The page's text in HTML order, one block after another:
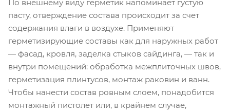
По внешнему виду герметик напоминает густую
пасту, отверждение состава происходит за счет
содержания влаги в воздухе. Применяют
герметизирующие составы как для наружных работ
— фасад, кровля, заделка стыков сайдинга, — так и
внутри помещений: обработка межплиточных швов,
герметизация плинтусов, монтаж раковин и ванн.
Чтобы нанести состав ровным слоем, понадобится
монтажный пистолет или, в крайнем случае,